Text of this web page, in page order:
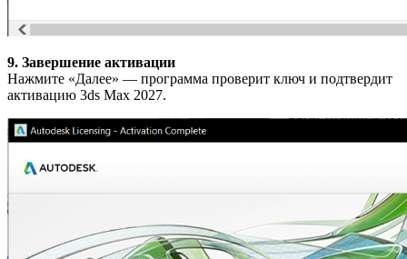
9. Завершение активации
Нажмите «Далее» — программа проверит ключ и подтвердит
активацию 3ds Max 2027.